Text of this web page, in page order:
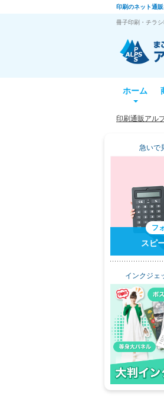
印刷のネット通
冊子印刷・チラ
ホーム
印刷通販アル
急いで
フ
スピ
インクジェ